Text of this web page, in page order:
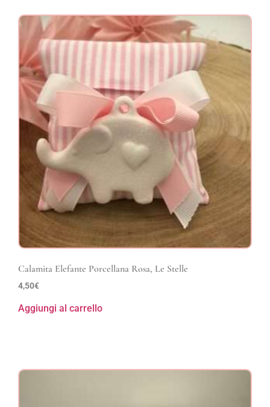
Calamita Elefante Porcellana Rosa, Le Stelle
4,50€
Aggiungi al carrello